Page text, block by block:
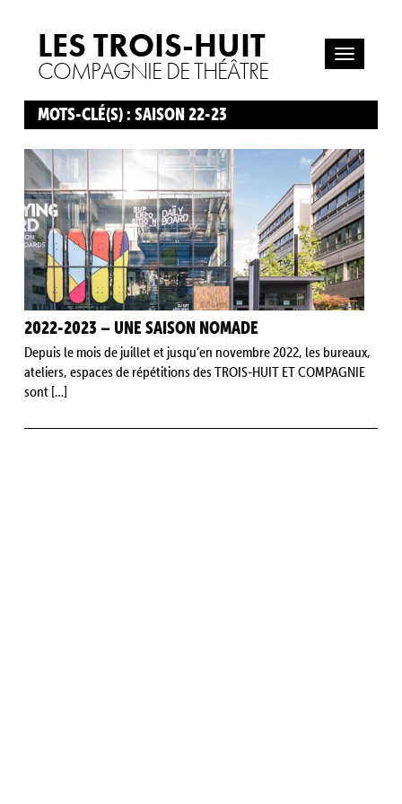
LES TROIS-HUIT
COMPAGNIE DE THÉÂTRE
MOTS-CLÉ(S) : SAISON 22-23
2022-2023 – UNE SAISON NOMADE
Depuis le mois de juillet et jusqu’en novembre 2022, les bureaux,
ateliers, espaces de répétitions des TROIS-HUIT ET COMPAGNIE
sont […]